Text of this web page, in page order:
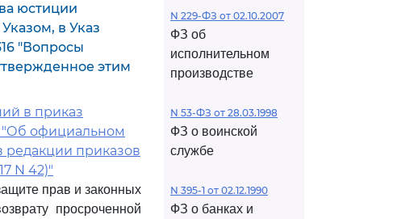
юстиции
в Указ
"Вопросы
этим
в приказ
"Об официальном
редакции приказов
N 42)"
прав и законных
просроченной
N 229-ФЗ от 02.10.2007
ФЗ об
исполнительном
производстве
N 53-ФЗ от 28.03.1998
ФЗ о воинской
службе
N 395-1 от 02.12.1990
ФЗ о банках и